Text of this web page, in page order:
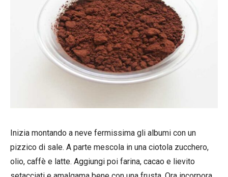
Inizia montando a neve fermissima gli albumi con un
pizzico di sale. A parte mescola in una ciotola zucchero,
olio, caffè e latte. Aggiungi poi farina, cacao e lievito